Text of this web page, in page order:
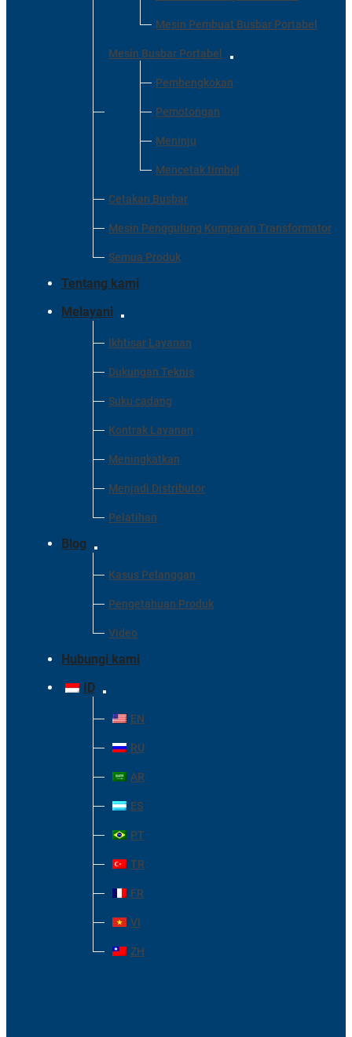
Mesin Pembuat Busbar Portabel
Mesin Busbar Portabel
Pembengkokan
Pemotongan
Meninju
Mencetak timbul
Cetakan Busbar
Mesin Penggulung Kumparan Transformator
Semua Produk
Tentang kami
Melayani
Ikhtisar Layanan
Dukungan Teknis
Suku cadang
Kontrak Layanan
Meningkatkan
Menjadi Distributor
Pelatihan
Blog
Kasus Pelanggan
Pengetahuan Produk
Video
Hubungi kami
ID
EN
RU
AR
ES
PT
TR
FR
VI
ZH